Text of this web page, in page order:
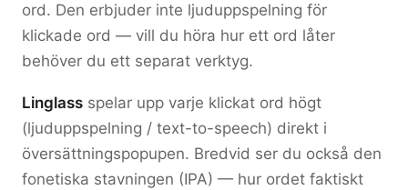
ord. Den erbjuder inte ljuduppspelning för
klickade ord — vill du höra hur ett ord låter
behöver du ett separat verktyg.
Linglass spelar upp varje klickat ord högt
(ljuduppspelning / text-to-speech) direkt i
översättningspopupen. Bredvid ser du också den
fonetiska stavningen (IPA) — hur ordet faktiskt